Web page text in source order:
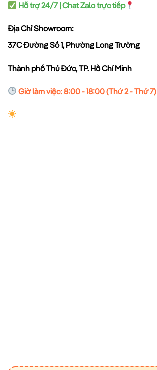
Hỗ trợ 24/7 | Chat Zalo trực tiếp
Địa Chỉ Showroom:
37C Đường Số 1, Phường Long Trường
Thành phố Thủ Đức, TP. Hồ Chí Minh
Giờ làm việc: 8:00 - 18:00 (Thứ 2 - Thứ 7)